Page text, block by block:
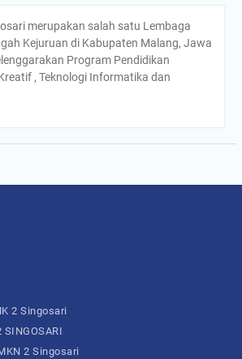
merupakan salah satu Lembaga
Kejuruan di Kabupaten Malang, Jawa
Program Pendidikan
, Teknologi Informatika dan
2 Singosari
2 Singosari